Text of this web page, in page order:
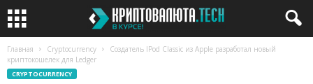
Главная Cryptocurrency
Создатель IPod Classic из Apple разработал новый
криптокошелек для Ledger
CRYPTOCURRENCY